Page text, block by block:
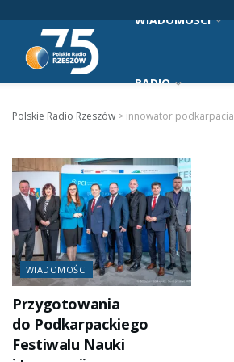
WIADOMOŚCI
RADIO
Polskie Radio Rzeszów > innowator podkarpacia
WIADOMOŚCI
Przygotowania
do Podkarpackiego
Festiwalu Nauki